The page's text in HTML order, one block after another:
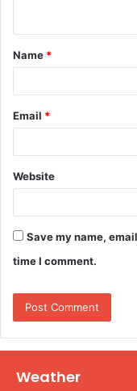
t
*
Name *
Email *
Website
Save my name,
time I comment.
Weather